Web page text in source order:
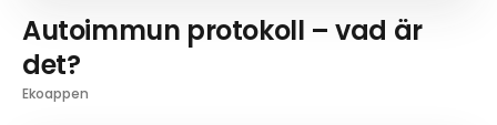
Autoimmun protokoll – vad är
det?
Ekoappen